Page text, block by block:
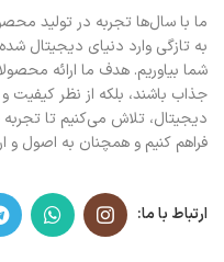
ما با سال‌ها تجربه در تولید
به تازگی وارد دنیای دیجیتال
شما بیاوریم. هدف ما ارائه
جذاب باشند، بلکه از نظر کیفیت و
دیجیتال، تلاش می‌کنیم تا
فراهم کنیم و همچنان به اصول و
ارتباط با ما: